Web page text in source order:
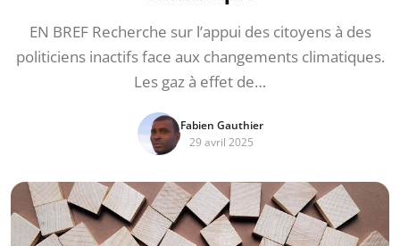
EN BREF Recherche sur l’appui des citoyens à des
politiciens inactifs face aux changements climatiques.
Les gaz à effet de…
Fabien Gauthier
29 avril 2025